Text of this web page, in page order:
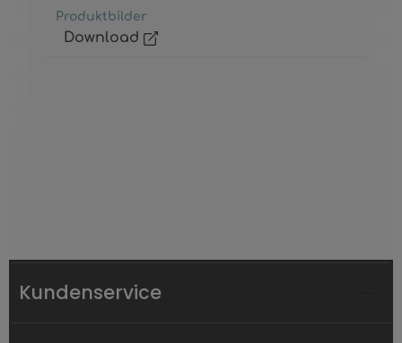
Produktbilder
Download
Kundenservice